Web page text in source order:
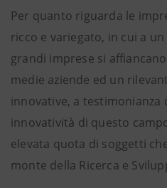
Per quanto riguarda le
ricco e variegato, in cui a
grandi imprese si
medie aziende ed un
innovative, a testimonianza
innovatività di questo
elevata quota di soggetti
monte della Ricerca e